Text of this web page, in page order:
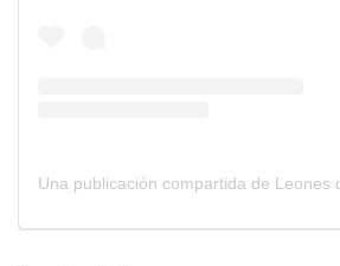
Una publicación compartida de Leones